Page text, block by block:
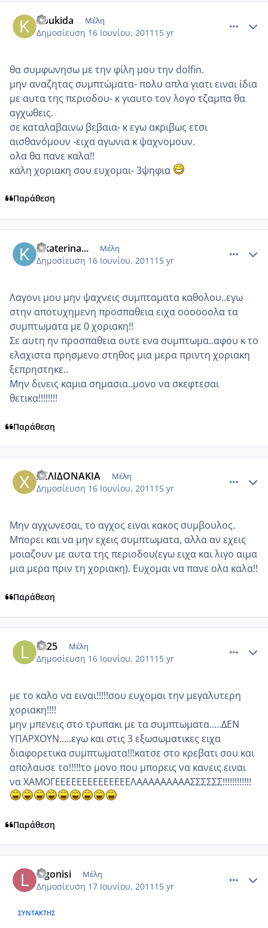
Koukida Μέλη
Δημοσίευση 16 Ιουνίου, 2011 15 yr
θα συμφωνησω με την φίλη μου την dolfin.
μην αναζητας συμπτώματα- πολυ απλα γιατι ειναι ίδια
με αυτα της περιοδου- κ γιαυτο τον λογο τζαμπα θα
αγχωθεις.
σε καταλαβαινω βεβαια- κ εγω ακριβως ετσι
αισθανόμουν -ειχα αγωνια κ ψαχνομουν.
ολα θα πανε καλα!!
καλη χοριακη σου ευχομαι- 3ψηφια
Παράθεση
...katerina... Μέλη
Δημοσίευση 16 Ιουνίου, 2011 15 yr
Λαγονι μου μην ψαχνεις συμπταματα καθολου..εγω
στην αποτυχημενη προσπαθεια ειχα οοοοοολα τα
συμπτωματα με 0 χοριακη!!
Σε αυτη ην προσπαθεια ουτε ενα συμπτωμα..αφου κ το
ελαχιστα πρησμενο στηθος μια μερα πριντη χοριακη
ξεπρηστηκε..
Μην δινεις καμια σημασια..μονο να σκεφτεσαι
θετικα!!!!!!!!
Παράθεση
ΧΕΛΙΔΟΝΑΚΙΑ Μέλη
Δημοσίευση 16 Ιουνίου, 2011 15 yr
Μην αγχωνεσαι, το αγχος ειναι κακος συμβουλος.
Μπορει και να μην εχεις συμπτωματα, αλλα αν εχεις
μοιαζουν με αυτα της περιοδου(εγω ειχα και λιγο αιμα
μια μερα πριν τη χοριακη). Ευχομαι να πανε ολα καλα!!
Παράθεση
lia25 Μέλη
Δημοσίευση 16 Ιουνίου, 2011 15 yr
με το καλο να ειναι!!!!!σου ευχομαι την μεγαλυτερη
χοριακη!!!!
μην μπενεις στο τρυπακι με τα συμπτωματα.....ΔΕΝ
ΥΠΑΡΧΟΥΝ.....εγω και στις 3 εξωσωματικες ειχα
διαφορετικα συμπτωματα!!!κατσε στο κρεβατι σου και
απολαυσε το!!!!!το μονο που μπορεις να κανεις ειναι
να ΧΑΜΟΓΕΕΕΕΕΕΕΕΕΕΕΕΕΕΛΑΑΑΑΑΑΑΑΑΣΣΣΣΣΣ!!!!!!!!!!!!
Παράθεση
lagonisi Μέλη
Δημοσίευση 17 Ιουνίου, 2011 15 yr
ΣΥΝΤΆΚΤΗΣ